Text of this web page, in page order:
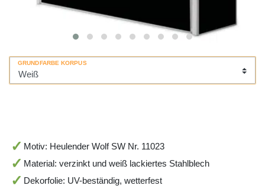
GRUNDFARBE KORPUS
Motiv: Heulender Wolf SW Nr. 11023
Material: verzinkt und weiß lackiertes Stahlblech
Dekorfolie: UV-beständig, wetterfest